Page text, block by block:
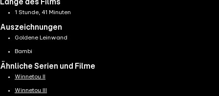
Länge des Films
1 Stunde, 41 Minuten
Auszeichnungen
Goldene Leinwand
Bambi
Ähnliche Serien und Filme
Winnetou II
Winnetou III